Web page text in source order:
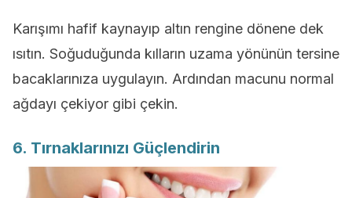
Karışımı hafif kaynayıp altın rengine dönene dek
ısıtın. Soğuduğunda kılların uzama yönünün tersine
bacaklarınıza uygulayın. Ardından macunu normal
ağdayı çekiyor gibi çekin.
6. Tırnaklarınızı Güçlendirin